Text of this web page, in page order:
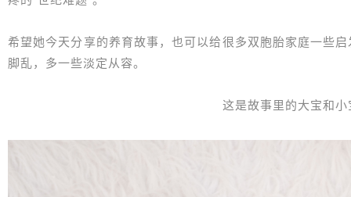
希望她今天分享的养育故事，也可以给很多双胞胎家庭一些
脚乱，多一些淡定从容。
这是故事里的大宝和小